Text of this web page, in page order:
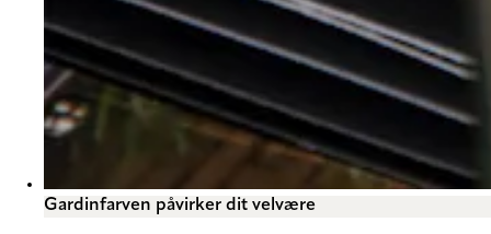
Gardinfarven påvirker dit velvære